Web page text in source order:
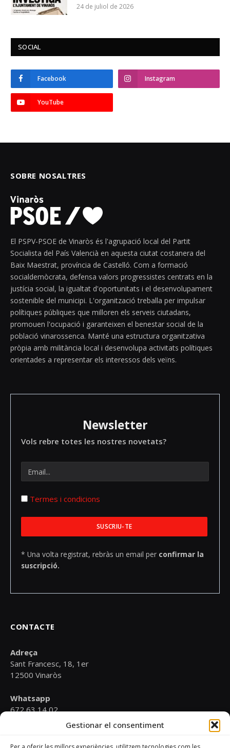
Gestionar el consentiment
24 de juliol de 2026
SOCIAL
Facebook Instagram
YouTube
SOBRE NOSALTRES
El PSPV-PSOE de Vinaròs és l'agrupació local del Partit
Socialista del País Valencià en aquesta ciutat costanera del
Baix Maestrat, província de Castelló. Com a formació
socialdemòcrata, defensa valors progressistes centrats en la
justícia social, la igualtat d'oportunitats i el desenvolupament
sostenible del municipi. L'organització treballa per impulsar
polítiques públiques que milloren els serveis ciutadans,
promouen l'ocupació i garanteixen el benestar social de la
població vinarossenca. Manté una estructura organitzativa
pròpia amb militància local i desenvolupa activitats polítiques
orientades a representar els interessos dels veïns.
Newsletter
Vols rebre totes les nostres novetats?
Termes i condicions
* Una volta registrat, rebràs un email per confirmar la
suscripció.
CONTACTE
Adreça
Sant Francesc, 18, 1er
12500 Vinaròs
Whatsapp
672 63 14 02
psoevinaros@gmail.com